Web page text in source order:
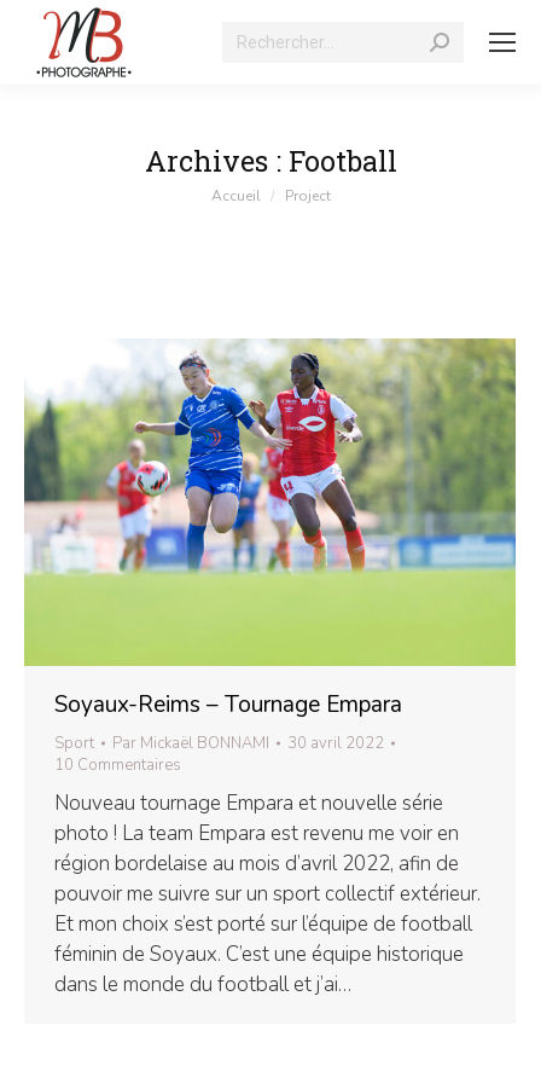
Recherche
Archives : Football
Vous êtes ici :
Accueil Project
Soyaux-Reims – Tournage Empara
Sport Par Mickaël BONNAMI
30 avril 2022
10 Commentaires
Nouveau tournage Empara et nouvelle série
photo ! La team Empara est revenu me voir en
région bordelaise au mois d’avril 2022, afin de
pouvoir me suivre sur un sport collectif extérieur.
Et mon choix s’est porté sur l’équipe de football
féminin de Soyaux. C’est une équipe historique
dans le monde du football et j’ai…